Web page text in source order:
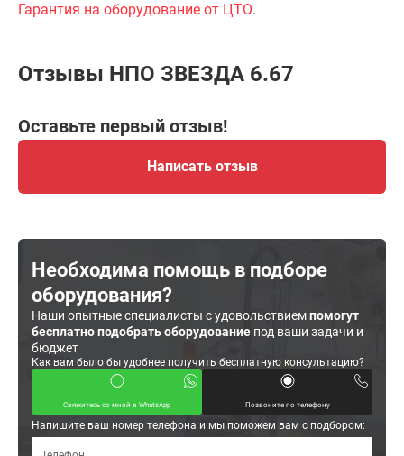
Гарантия на оборудование от ЦТО.
Отзывы НПО ЗВЕЗДА 6.67
Оставьте первый отзыв!
Написать отзыв
Необходима помощь в подборе
оборудования?
Наши опытные специалисты с удовольствиемпомогут
бесплатно подобрать оборудование под ваши задачи и
бюджет
Как вам было бы удобнее получить бесплатную консультацию?
Свяжитесь со мной в WhatsApp Позвоните по телефону
Напишите ваш номер телефона и мы поможем вам с подбором: